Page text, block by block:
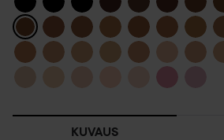
KUVAUS